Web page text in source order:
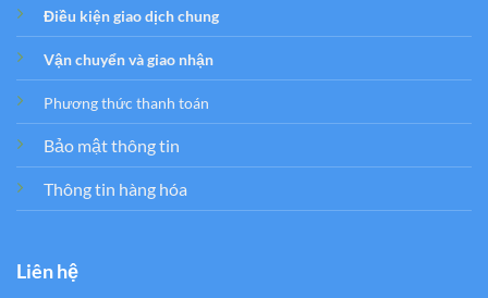
Điều kiện giao dịch chung
Vận chuyển và giao nhận
Phương thức thanh toán
Bảo mật thông tin
Thông tin hàng hóa
Liên hệ